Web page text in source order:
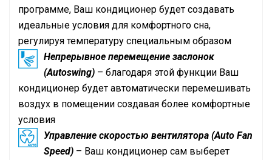
программе, Ваш кондиционер будет создавать
идеальные условия для комфортного сна,
регулируя температуру специальным образом
Непрерывное перемещение заслонок
(Autoswing) – благодаря этой функции Ваш
кондиционер будет автоматически перемешивать
воздух в помещении создавая более комфортные
условия
Управление скоростью вентилятора (Auto Fan
Speed) – Ваш кондиционер сам выберет